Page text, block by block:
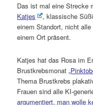
Das ist mal eine Strecke
Katjes
, klassische
einem Standort, nicht
einem Ort präsent.
Katjes hat das Rosa im
Brustkrebsmonat
Thema Brustkrebs
Frauen sind alle KI-
argumentiert, man wolle